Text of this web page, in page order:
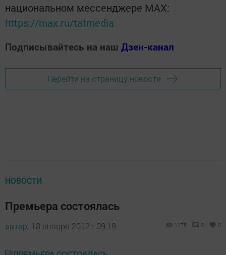
национальном мессенджере MАХ:
https://max.ru/tatmedia
Подписывайтесь на наш Дзен-канал
Перейти на страницу новости
НОВОСТИ
Премьера состоялась
автор, 18 января 2012 - 09:19 1176 0 0